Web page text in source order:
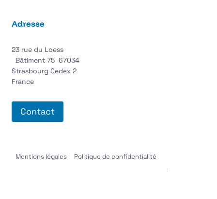
Adresse
23 rue du Loess
Bâtiment 75 67034
Strasbourg Cedex 2
France
Contact
Mentions légales
Politique de confidentialité
© 2026 Fédération française des matériaux | Réalisation :